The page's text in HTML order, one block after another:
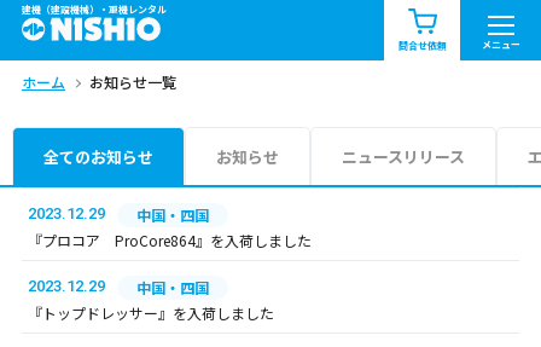
建機（建設機械）・重機レンタル
問合せ依頼 メニュー
商品一覧 お知らせ一覧
問合せ依頼リスト
エリア情報を見る
ホーム お知らせ一覧
全てのお知らせ お知らせ ニュースリリース
2023.12.29
中国・四国
『プロコア ProCore864』を入荷しました
2023.12.29
中国・四国
『トップドレッサー』を入荷しました